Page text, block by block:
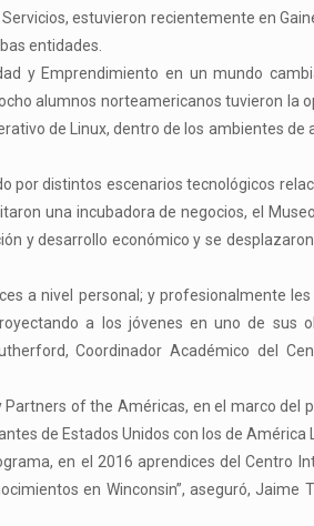
estuvieron recientemente en
entidades.
y Emprendimiento en un mundo
alumnos norteamericanos tuvieron la
de Linux, dentro de los ambientes de
por distintos escenarios tecnológicos
una incubadora de negocios, el
y desarrollo económico y se
a nivel personal; y profesionalmente
a los jóvenes en uno de sus
Coordinador Académico del
of the Américas, en el marco del
de Estados Unidos con los de América
en el 2016 aprendices del Centro
en Winconsin”, aseguró, Jaime